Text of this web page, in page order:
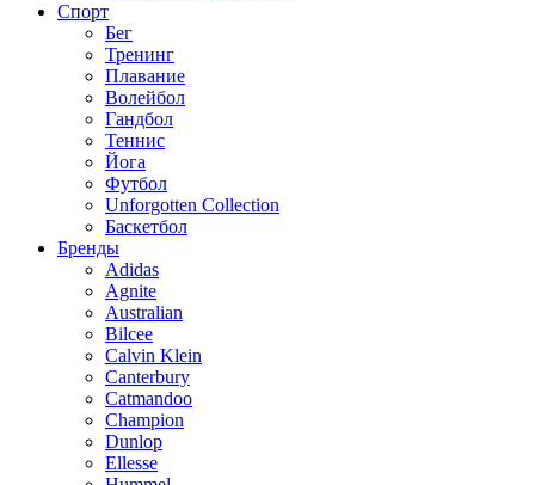
Спорт
Бег
Тренинг
Плавание
Волейбол
Гандбол
Теннис
Йога
Футбол
Unforgotten Collection
Баскетбол
Бренды
Adidas
Agnite
Australian
Bilcee
Calvin Klein
Canterbury
Catmandoo
Champion
Dunlop
Ellesse